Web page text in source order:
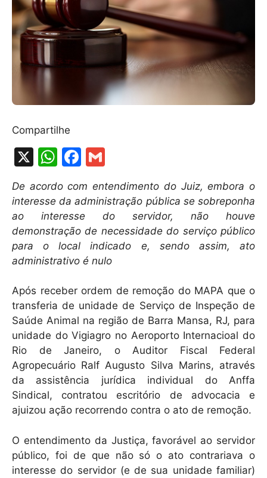
Compartilhe
X
W
at
s
A
p
p
F
c
e
b
o
o
k
ai
l
De acordo com entendimento do Juiz, embora o
interesse da administração pública se sobreponha
ao interesse do servidor, não houve
demonstração de necessidade do serviço público
para o local indicado e, sendo assim, ato
administrativo é nulo
Após receber ordem de remoção do MAPA que o
transferia de unidade de Serviço de Inspeção de
Saúde Animal na região de Barra Mansa, RJ, para
unidade do Vigiagro no Aeroporto Internacioal do
Rio de Janeiro, o Auditor Fiscal Federal
Agropecuário Ralf Augusto Silva Marins, através
da assistência jurídica individual do Anffa
Sindical, contratou escritório de advocacia e
ajuizou ação recorrendo contra o ato de remoção.
O entendimento da Justiça, favorável ao servidor
público, foi de que não só o ato contrariava o
interesse do servidor (e de sua unidade familiar)